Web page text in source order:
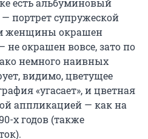
есть альбуминовый
— портрет супружеской
женщины окрашен
окрашен вовсе, зато по
немного наивных
видимо, цветущее
«угасает», и цветная
аппликацией — как на
х годов (также